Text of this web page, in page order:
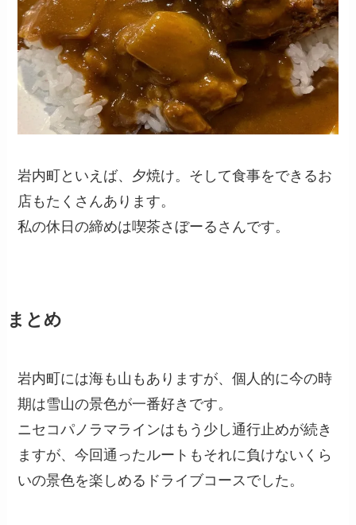
岩内町といえば、夕焼け。そして食事をできるお
店もたくさんあります。
私の休日の締めは喫茶さぼーるさんです。
まとめ
岩内町には海も山もありますが、個人的に今の時
期は雪山の景色が一番好きです。
ニセコパノラマラインはもう少し通行止めが続き
ますが、今回通ったルートもそれに負けないくら
いの景色を楽しめるドライブコースでした。